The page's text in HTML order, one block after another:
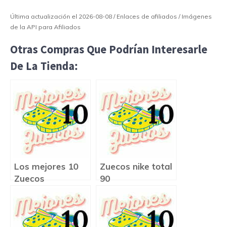
Última actualización el 2026-08-08 / Enlaces de afiliados / Imágenes
de la API para Afiliados
Otras Compras Que Podrían Interesarle
De La Tienda:
Los mejores 10
Zuecos
Zuecos nike total
90